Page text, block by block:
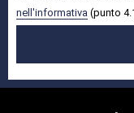
nell'informativa (punto